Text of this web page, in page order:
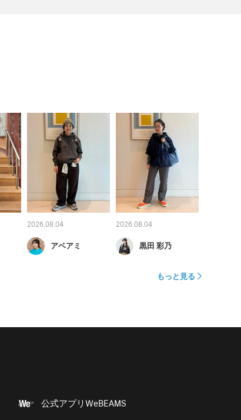
2026.08.04
アベアミ
2026.08.04
黒田 彩乃
もっと見る
公式アプリWeBEAMS